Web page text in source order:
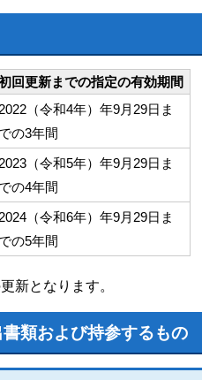
回更新までの指定の有効期間
2022（令和4年）年9月29日ま
での3年間
2023（令和5年）年9月29日ま
での4年間
2024（令和6年）年9月29日ま
での5年間
新となります。
類および持参するもの